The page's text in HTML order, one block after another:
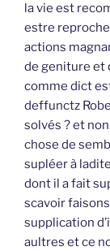
la vie est
estre
actions
de geniture et
comme dict
deffunctz
solvés ? et
chose de
supléer à
dont il a fait
scavoir
supplication
aultres et ce